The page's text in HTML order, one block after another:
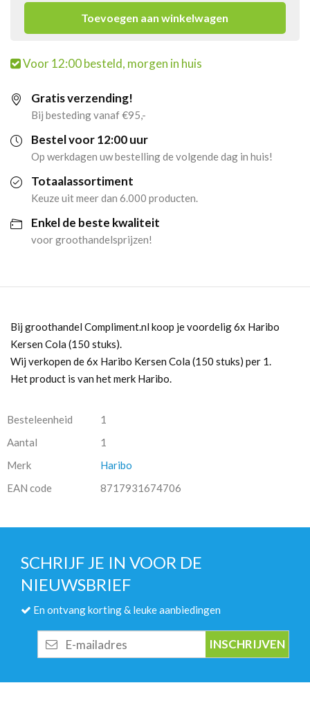
Haribo
Cola
(150
stuks)
aantal
Toevoegen aan winkelwagen
Voor 12:00 besteld, morgen in huis
Gratis verzending!
Bij besteding vanaf €95,-
Bestel voor 12:00 uur
Op werkdagen uw bestelling de volgende dag in huis!
Totaalassortiment
Keuze uit meer dan 6.000 producten.
Enkel de beste kwaliteit
voor groothandelsprijzen!
Bij groothandel Compliment.nl koop je voordelig 6x Haribo
Kersen Cola (150 stuks).
Wij verkopen de 6x Haribo Kersen Cola (150 stuks) per 1.
Het product is van het merk Haribo.
Besteleenheid
1
Aantal
1
Merk
Haribo
EAN code
8717931674706
SCHRIJF JE IN VOOR DE
NIEUWSBRIEF
En ontvang korting & leuke aanbiedingen
mailadres